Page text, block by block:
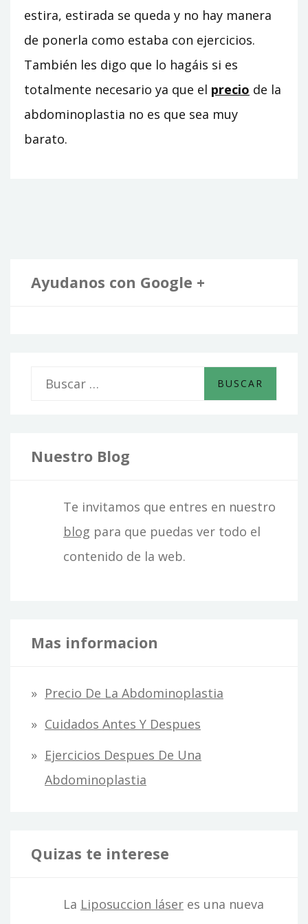
estira, estirada se queda y no hay manera
de ponerla como estaba con ejercicios.
También les digo que lo hagáis si es
totalmente necesario ya que el precio de la
abdominoplastia no es que sea muy
barato.
Ayudanos con Google +
c
Nuestro Blog
Te invitamos que entres en nuestro
blog para que puedas ver todo el
contenido de la web.
Mas informacion
Precio De La Abdominoplastia
Cuidados Antes Y Despues
Ejercicios Despues De Una
Abdominoplastia
Quizas te interese
La Liposuccion láser es una nueva